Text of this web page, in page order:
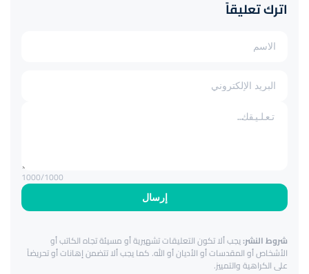
اترك تعليقاً
إرسال
1000/1000
شروط النشر:يجب ألا تكون التعليقات تشهيرية أو مسيئة تجاه الكاتب أو
الأشخاص أو المقدسات أو الأديان أو الله. كما يجب ألا تتضمن إهانات أو تحريضاً
على الكراهية والتمييز.